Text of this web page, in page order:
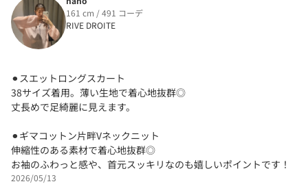
161 cm / 491 コーデ
RIVE DROITE
⚫︎スエットロングスカート
38サイズ着用。薄い生地で着心地抜群◎
丈長めで足綺麗に見えます。
⚫︎ギマコットン片畔Vネックニット
伸縮性のある素材で着心地抜群◎
お袖のふわっと感や、首元スッキリなのも嬉しいポイントです！
2026/05/13